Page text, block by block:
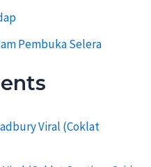
Pembuka Selera
Viral (Coklat